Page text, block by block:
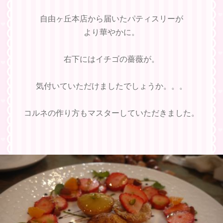
自由ヶ丘本店から届いたパティスリーが
より華やかに。
右下にはイチゴの薔薇が。
気付いていただけましたでしょうか。。。
コルネの作り方もマスターしていただきました。